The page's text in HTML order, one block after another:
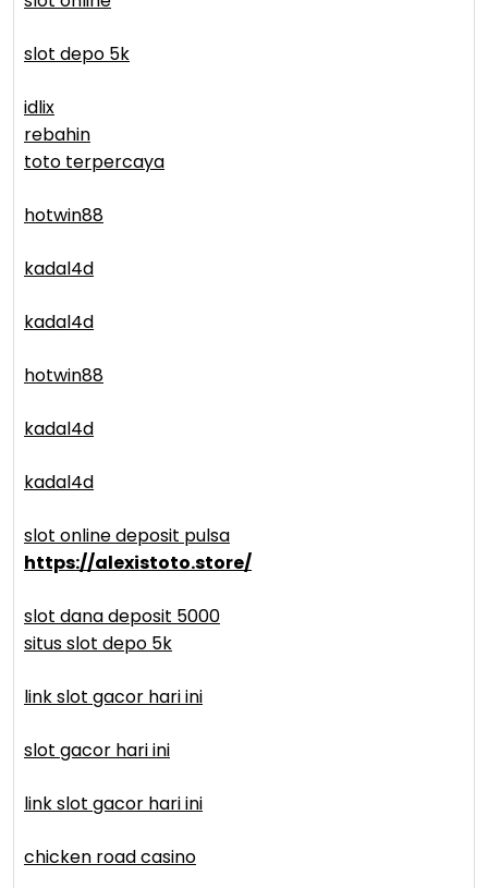
slot depo 5k
idlix
rebahin
toto terpercaya
hotwin88
kadal4d
kadal4d
hotwin88
kadal4d
kadal4d
slot online deposit pulsa
https://alexistoto.store/
slot dana deposit 5000
situs slot depo 5k
link slot gacor hari ini
slot gacor hari ini
link slot gacor hari ini
chicken road casino